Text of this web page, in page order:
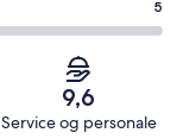
5
9,6
Service og personale